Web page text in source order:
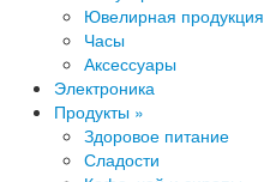
Ювелирная продукция
Часы
Аксессуары
Электроника
Продукты »
Здоровое питание
Сладости